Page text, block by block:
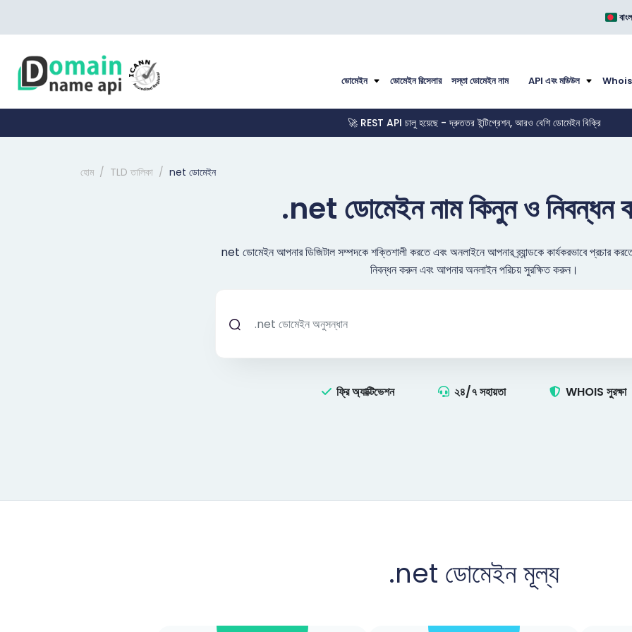
ডোমেইন ডোমেইন রিসেলার সস্তা ডোমেইন নাম API এবং মডিউল Whois
🚀 REST API চালু হয়েছে - দ্রুততর ইন্টিগ্রেশন, আরও বেশি ডোমেইন বিক্রি
হোম TLD তালিকা net ডোমেইন
.net ডোমেইন নাম কিনুন ও নিবন্ধন
net ডোমেইন আপনার ডিজিটাল সম্পদকে শক্তিশালী করতে এবং অনলাইনে আপনার ব্র্যান্ডকে কার্যকরভাবে প্রচার
নিবন্ধন করুন এবং আপনার অনলাইন পরিচয় সুরক্ষিত করুন।
ফ্রি অ্যাক্টিভেশন ২৪/৭ সহায়তা WHOIS সুরক্ষা
.net ডোমেইন মূল্য